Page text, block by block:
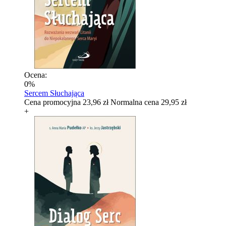
Ocena:
0%
Sercem Słuchająca
Cena promocyjna 23,96 zł Normalna cena 29,95 zł
+